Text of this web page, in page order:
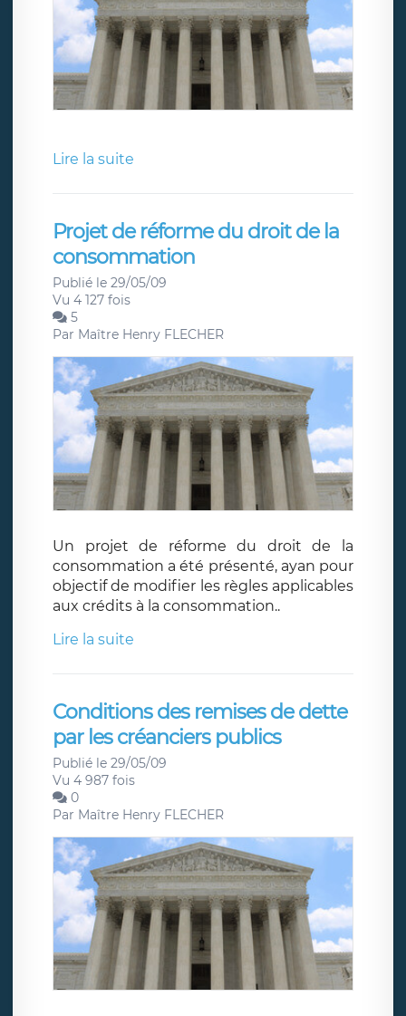
Lire la suite
Projet de réforme du droit de la
consommation
Publié le 29/05/09
Vu 4 127 fois
5
Par Maître Henry FLECHER
Un projet de réforme du droit de la
consommation a été présenté, ayan pour
objectif de modifier les règles applicables
aux crédits à la consommation..
Lire la suite
Conditions des remises de dette
par les créanciers publics
Publié le 29/05/09
Vu 4 987 fois
0
Par Maître Henry FLECHER